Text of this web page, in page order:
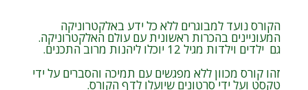
הקורס נועד למבוגרים ללא כל ידע באלקטרוניקה
המעוניינים בהכרות ראשונית עם עולם האלקטרוניקה.
גם ילדים וילדות מגיל 12 יוכלו ליהנות מרוב התכנים.
זהו קורס מכוון ללא מפגשים עם תמיכה והסברים על ידי
טקסט ועל ידי סרטונים שיועלו לדף הקורס.